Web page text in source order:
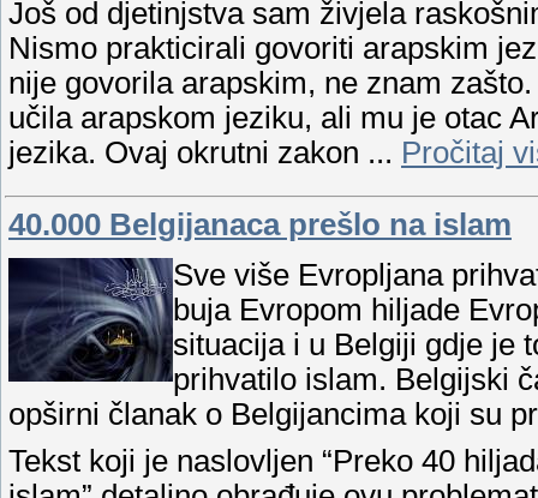
Još od djetinjstva sam živjela
Nismo prakticirali govoriti arapskim
nije govorila arapskim, ne znam
učila arapskom jeziku, ali mu je otac
jezika. Ovaj okrutni zakon ... Pročitaj
40.000 Belgijanaca prešlo na islam
Sve više Evropljana
buja Evropom hiljade
situacija i u Belgiji gdje je
prihvatilo islam. Belgijski
opširni članak o Belgijancima koji su
Tekst koji je naslovljen “Preko 40